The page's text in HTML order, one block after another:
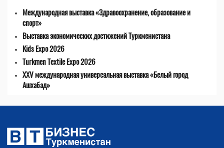
Международная выставка «Здравоохранение, образование и
спорт»
Выставка экономических достижений Туркменистана
Kids Expo 2026
Turkmen Textile Expo 2026
XXV международная универсальная выставка «Белый город
Ашхабад»